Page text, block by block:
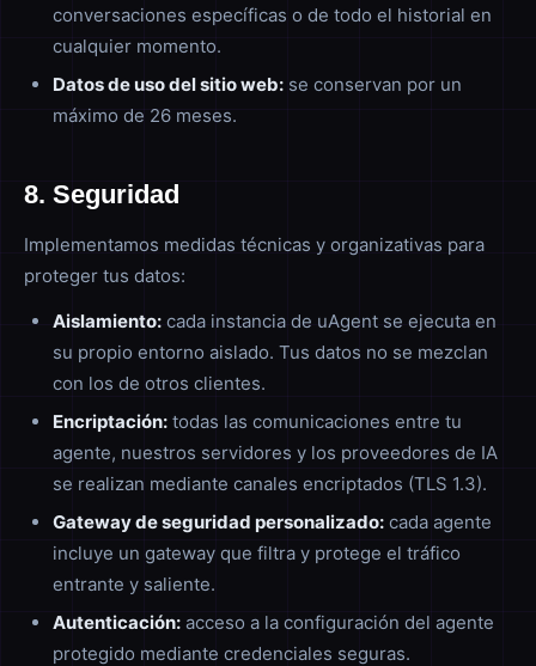
conversaciones específicas o de todo el historial en
cualquier momento.
Datos de uso del sitio web: se conservan por un
máximo de 26 meses.
8. Seguridad
Implementamos medidas técnicas y organizativas para
proteger tus datos:
Aislamiento: cada instancia de uAgent se ejecuta en
su propio entorno aislado. Tus datos no se mezclan
con los de otros clientes.
Encriptación: todas las comunicaciones entre tu
agente, nuestros servidores y los proveedores de IA
se realizan mediante canales encriptados (TLS 1.3).
Gateway de seguridad personalizado: cada agente
incluye un gateway que filtra y protege el tráfico
entrante y saliente.
Autenticación: acceso a la configuración del agente
protegido mediante credenciales seguras.